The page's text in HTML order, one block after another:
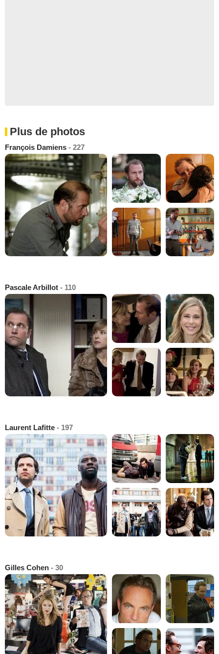
Plus de photos
François Damiens - 227
Pascale Arbillot - 110
Laurent Lafitte - 197
Gilles Cohen - 30